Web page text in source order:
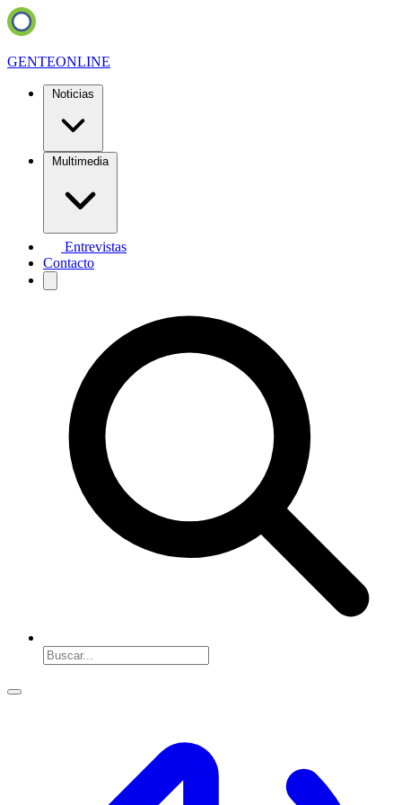
GENTEONLINE
Noticias
Multimedia
Entrevistas
Contacto